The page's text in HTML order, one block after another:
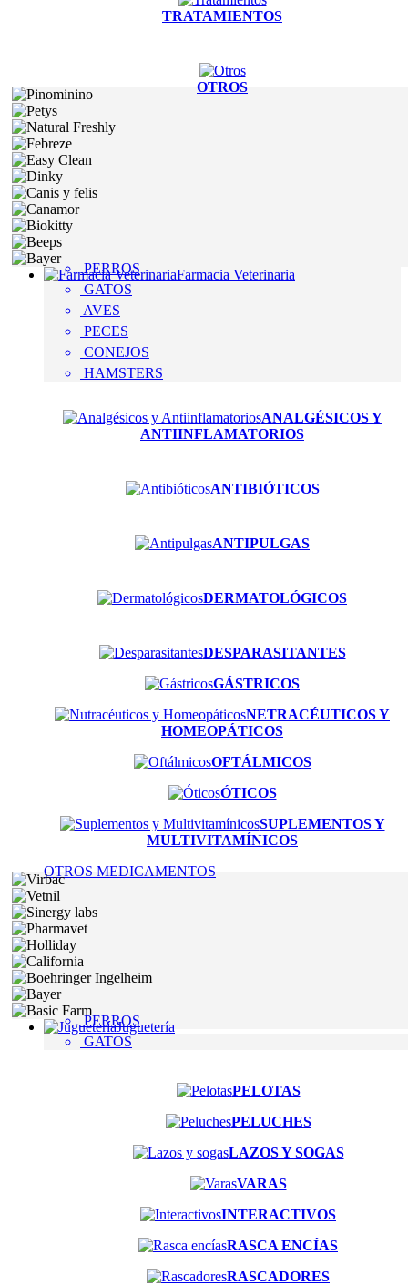
TRATAMIENTOS
OTROS
Farmacia Veterinaria
PERROS
GATOS
AVES
PECES
CONEJOS
HAMSTERS
ANALGÉSICOS Y
ANTIINFLAMATORIOS
ANTIBIÓTICOS
ANTIPULGAS
DERMATOLÓGICOS
DESPARASITANTES
GÁSTRICOS
NETRACÉUTICOS Y
HOMEOPÁTICOS
OFTÁLMICOS
ÓTICOS
SUPLEMENTOS Y
MULTIVITAMÍNICOS
OTROS MEDICAMENTOS
Juguetería
PERROS
GATOS
PELOTAS
PELUCHES
LAZOS Y SOGAS
VARAS
INTERACTIVOS
RASCA ENCÍAS
RASCADORES